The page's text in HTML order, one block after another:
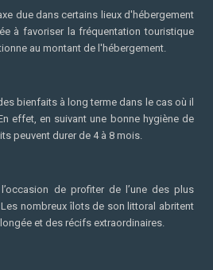
due dans certains lieux d'hébergement
à favoriser la fréquentation touristique
au montant de l'hébergement.
bienfaits à long terme dans le cas où il
effet, en suivant une bonne hygiène de
peuvent durer de 4 à 8 mois.
de profiter de l’une des plus
nombreux îlots de son littoral abritent
et des récifs extraordinaires.